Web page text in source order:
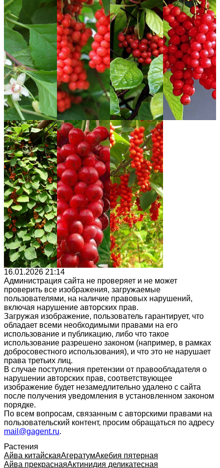
16.01.2026 21:14
Администрация сайта не проверяет и не может
проверить все изображения, загружаемые
пользователями, на наличие правовых нарушений,
включая нарушение авторских прав.
Загружая изображение, пользователь гарантирует, что
обладает всеми необходимыми правами на его
использование и публикацию, либо что такое
использование разрешено законом (например, в рамках
добросовестного использования), и что это не нарушает
права третьих лиц.
В случае поступления претензии от правообладателя о
нарушении авторских прав, соответствующее
изображение будет незамедлительно удалено с сайта
после получения уведомления в установленном законом
порядке.
По всем вопросам, связанным с авторскими правами на
пользовательский контент, просим обращаться по адресу
mail@gagent.ru.
Растения
Айва китайскаяАгератумАкебия пятерная
Айва прекраснаяАктинидия деликатесная